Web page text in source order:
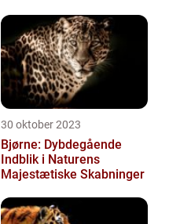
30 oktober 2023
Bjørne: Dybdegående
Indblik i Naturens
Majestætiske Skabninger